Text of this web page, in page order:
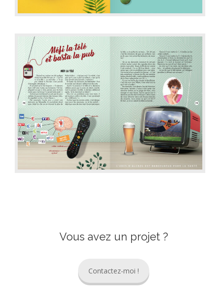
Vous avez un projet ?
Contactez-moi !